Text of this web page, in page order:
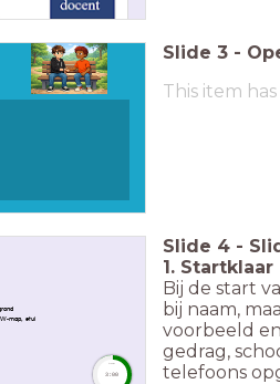
Slide 3 -
This item
map, etui
timer
3:00
Slide 4 -
1. Startklaar
Bij de start
bij naam,
voorbeeld
gedrag,
telefoons